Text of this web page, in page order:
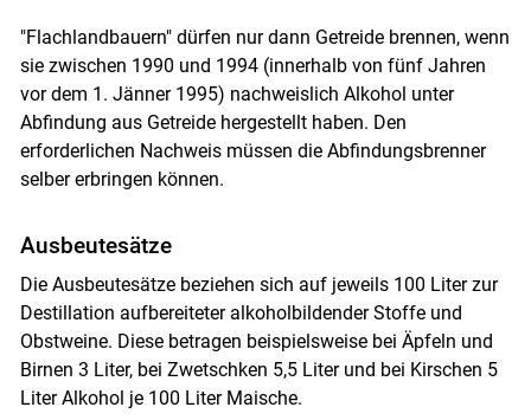
"Flachlandbauern" dürfen nur dann Getreide brennen, wenn
sie zwischen 1990 und 1994 (innerhalb von fünf Jahren
vor dem 1. Jänner 1995) nachweislich Alkohol unter
Abfindung aus Getreide hergestellt haben. Den
erforderlichen Nachweis müssen die Abfindungsbrenner
selber erbringen können.
Ausbeutesätze
Die Ausbeutesätze beziehen sich auf jeweils 100 Liter zur
Destillation aufbereiteter alkoholbildender Stoffe und
Obstweine. Diese betragen beispielsweise bei Äpfeln und
Birnen 3 Liter, bei Zwetschken 5,5 Liter und bei Kirschen 5
Liter Alkohol je 100 Liter Maische.